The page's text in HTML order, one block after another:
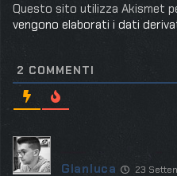
Questo sito utilizza Akismet
vengono elaborati i dati
2 COMMENTI
Gianluca 23